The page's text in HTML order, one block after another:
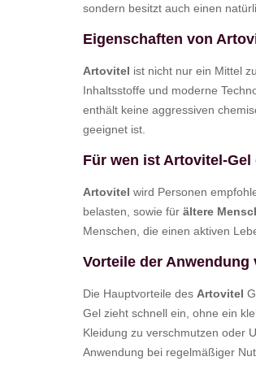
sondern besitzt auch einen
Eigenschaften von
Artovitel ist nicht nur ein Mittel
Inhaltsstoffe und moderne
enthält keine aggressiven
geeignet ist.
Für wen ist Artovitel-Gel
Artovitel wird Personen
belasten, sowie für ältere
Menschen, die einen aktiven
Vorteile der Anwendung
Die Hauptvorteile des Artovitel
Gel zieht schnell ein, ohne ein
Kleidung zu verschmutzen oder
Anwendung bei regelmäßiger